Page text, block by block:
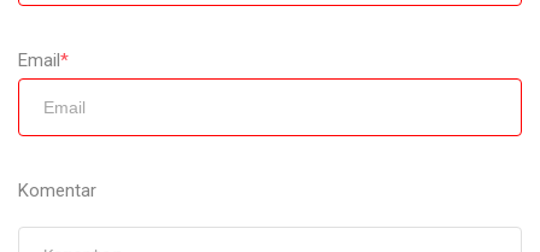
Email*
Komentar